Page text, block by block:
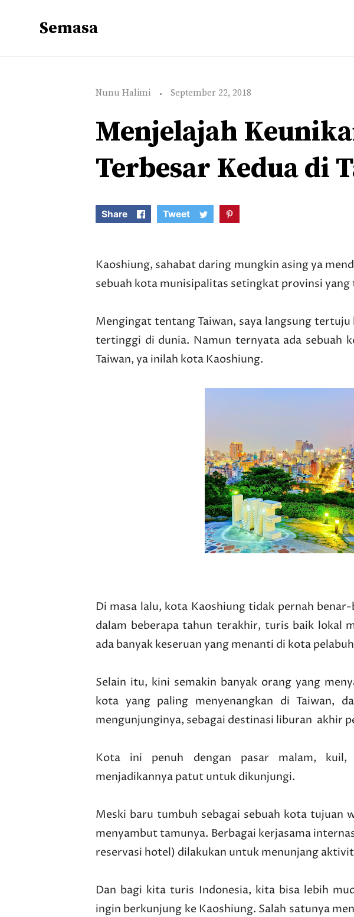
Semasa
Nunu Halimi September 22, 2018
Menjelajah
Terbesar Kedua di
Share Tweet
Kaoshiung, sahabat daring mungkin asing ya
sebuah kota munisipalitas setingkat provinsi yang
Mengingat tentang Taiwan, saya langsung tertuju
tertinggi di dunia. Namun ternyata ada sebuah
Taiwan, ya inilah kota Kaoshiung.
Di masa lalu, kota Kaoshiung tidak pernah
dalam beberapa tahun terakhir, turis baik lokal
ada banyak keseruan yang menanti di kota
Selain itu, kini semakin banyak orang yang
kota yang paling menyenangkan di Taiwan,
mengunjunginya, sebagai destinasi liburan akhir
Kota ini penuh dengan pasar malam,
menjadikannya patut untuk dikunjungi.
Meski baru tumbuh sebagai sebuah kota tujuan
menyambut tamunya. Berbagai kerjasama
reservasi hotel) dilakukan untuk menunjang
Dan bagi kita turis Indonesia, kita bisa lebih
ingin berkunjung ke Kaoshiung. Salah satunya